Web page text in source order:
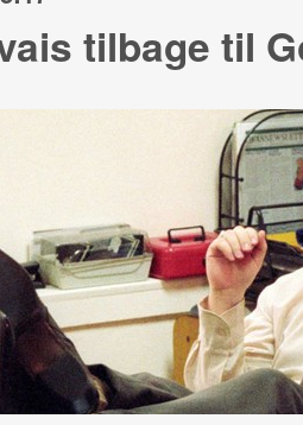
tilbage til